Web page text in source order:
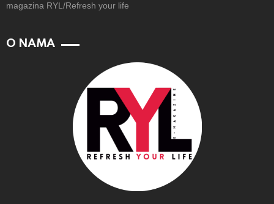
magazina RYL/Refresh your life
O NAMA